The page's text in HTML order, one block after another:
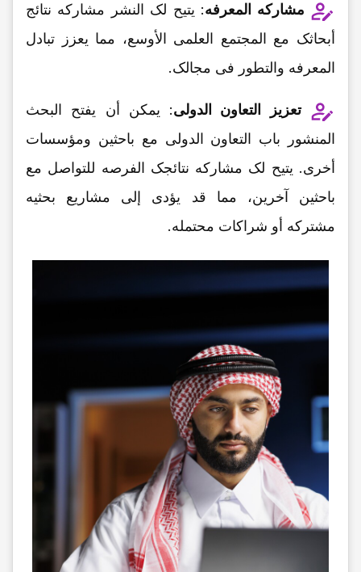
مشارکه المعرفه: یتیح لک النشر مشارکه نتائج
أبحاثک مع المجتمع العلمی الأوسع، مما یعزز تبادل
المعرفه والتطور فی مجالک.
تعزیز التعاون الدولی: یمکن أن یفتح البحث
المنشور باب التعاون الدولی مع باحثین ومؤسسات
أخرى. یتیح لک مشارکه نتائجک الفرصه للتواصل مع
باحثین آخرین، مما قد یؤدی إلى مشاریع بحثیه
مشترکه أو شراکات محتمله.